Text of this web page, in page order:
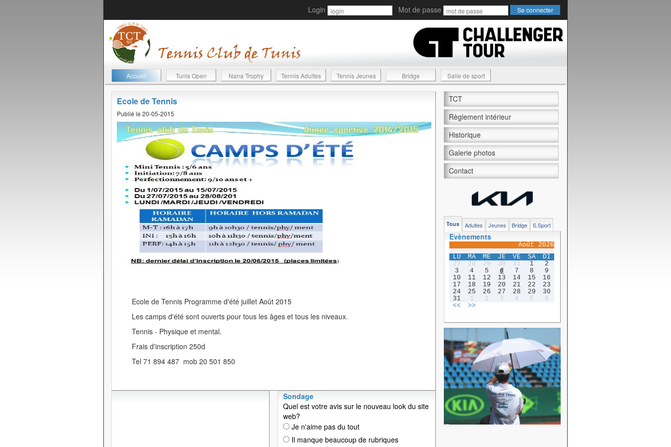
Login Mot de passe
Accueil Tunis Open Nana Trophy Tennis Adultes Tennis Jeunes Bridge Salle de sport
Ecole de Tennis
Publié le 20-05-2015
Ecole de Tennis Programme d'été juillet Août 2015
Les camps d'été sont ouverts pour tous les âges et tous les niveaux.
Tennis - Physique et mental.
Frais d'inscription 250d
Tel 71 894 487 mob 20 501 850
Sondage
Quel est votre avis sur le nouveau look du site
web?
Je n'aime pas du tout
Il manque beaucoup de rubriques
TCT
Règlement intérieur
Historique
Galerie photos
Contact
Tous Adultes Jeunes Bridge S.Sport
Evènements
Août 2026
LU
MA ME JE VE SA
DI
27
28 29 30 31 1
2
3
4 5 6 7 8
9
10
11 12 13 14 15
16
17
18 19 20 21 22
23
24
25 26 27 28 29
30
31
1 2 3 4 5
6
<<
>>